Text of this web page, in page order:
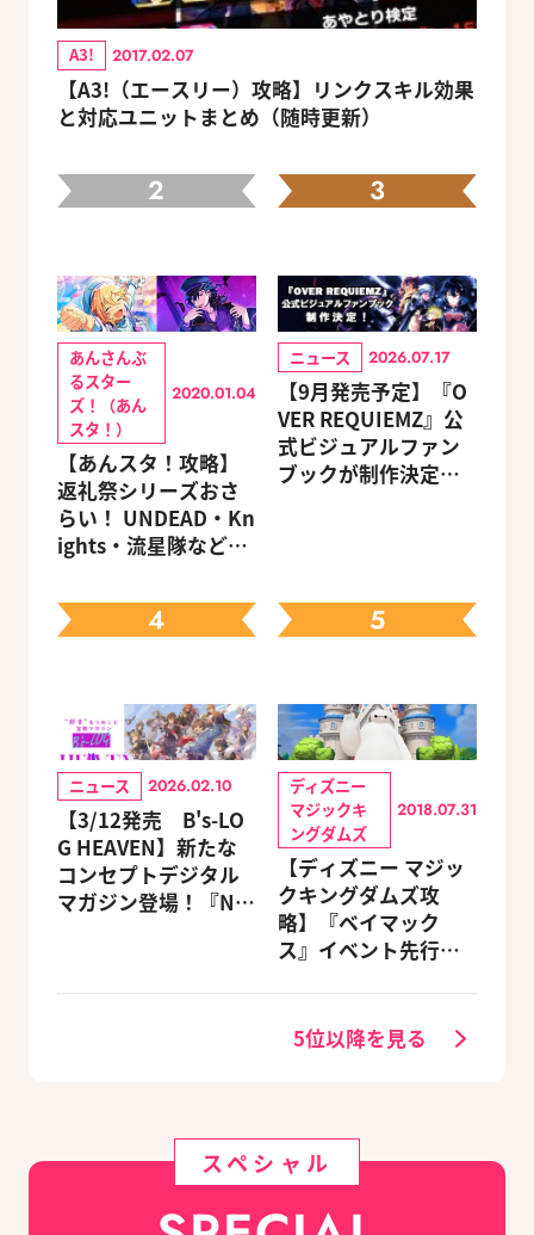
A3! 2017.02.07
【A3!（エースリー）攻略】リンクスキル効果
と対応ユニットまとめ（随時更新）
2
あんさんぶ
るスター
ズ！（あん
スタ！）
2020.01.04
【あんスタ！攻略】
返礼祭シリーズおさ
らい！ UNDEAD・Kn
ights・流星隊など、
ェック
3
ニュース 2026.07.17
【9月発売予定】『O
VER REQUIEMZ』公
式ビジュアルファン
ブックが制作決定！
4
ニュース 2026.02.10
【3/12発売 B's-LO
G HEAVEN】新たな
コンセプトデジタル
マガジン登場！『NU:
5
ディズニー
マジックキ
ングダムズ
2018.07.31
【ディズニー マジッ
クキングダムズ攻
略】『ベイマック
ス』イベント先行体
5位以降を見る
スペシャル